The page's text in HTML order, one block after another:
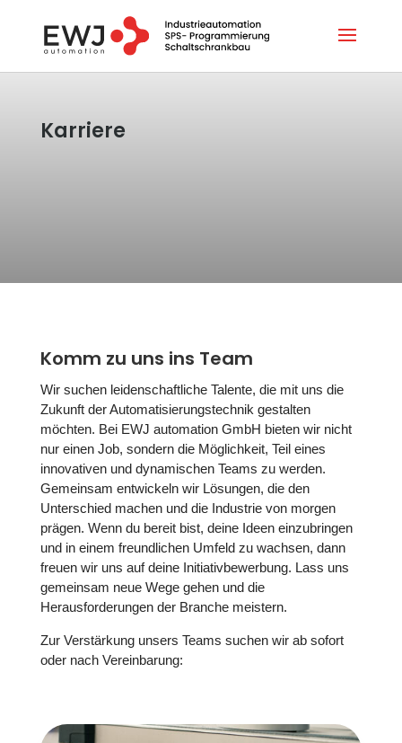
Karriere
Komm zu uns ins Team
Wir suchen leidenschaftliche Talente, die mit uns die
Zukunft der Automatisierungstechnik gestalten
möchten. Bei EWJ automation GmbH bieten wir nicht
nur einen Job, sondern die Möglichkeit, Teil eines
innovativen und dynamischen Teams zu werden.
Gemeinsam entwickeln wir Lösungen, die den
Unterschied machen und die Industrie von morgen
prägen. Wenn du bereit bist, deine Ideen einzubringen
und in einem freundlichen Umfeld zu wachsen, dann
freuen wir uns auf deine Initiativbewerbung. Lass uns
gemeinsam neue Wege gehen und die
Herausforderungen der Branche meistern.
Zur Verstärkung unsers Teams suchen wir ab sofort
oder nach Vereinbarung: